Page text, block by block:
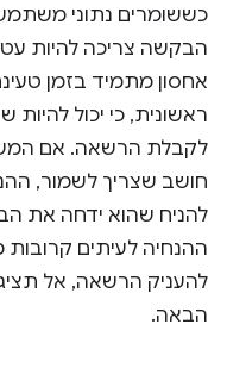
כששומרים נתוני
הבקשה צריכה להיות
אחסון מתמיד בזמן
ראשונית, כי יכול
לקבלת הרשאה. אם
חושב שצריך לשמור,
להניח שהוא ידחה את
ההנחיה לעיתים
להעניק הרשאה, אל
הבאה.